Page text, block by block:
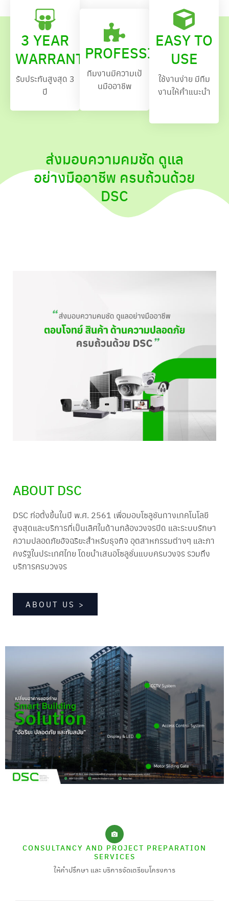
3 YEAR
WARRANTY
รับประกันสูงสุด 3
ปี
PROFESSIONAL
ทีมงานมีความเป้
นมืออาชีพ
EASY TO
USE
ใช้งานง่าย มีทีม
งานให้คำแนะนำ
ส่งมอบความคมชัด ดูแล
อย่างมืออาชีพ ครบถ้วนด้วย
DSC
ABOUT DSC
DSC ก่อตั้งขึ้นในปี พ.ศ. 2561 เพื่อมอบโซลูชันทางเทคโนโลยี
สูงสุดและบริการที่เป็นเลิศในด้านกล้องวงจรปิด และระบบรักษา
ความปลอดภัยอัจฉริยะสำหรับธุจกิจ อุตสาหกรรมต่างๆ และภา
คงรัฐในประเทศไทย โดยนำเสนอโซลูชั่นแบบครบวงจร รวมถึง
บริการครบวงจร
ABOUT US >
CONSULTANCY AND PROJECT PREPARATION
SERVICES
ให้คำปรึกษา และ บริการจัดเตรียมโครงการ